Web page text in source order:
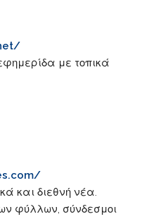
με τοπικά
και διεθνή νέα.
φύλλων, σύνδεσμοι